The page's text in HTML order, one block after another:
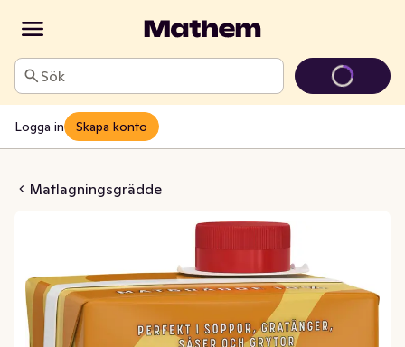
Sök
Logga in Skapa konto
Matlagningsgrädde
Hållbarhet 10%